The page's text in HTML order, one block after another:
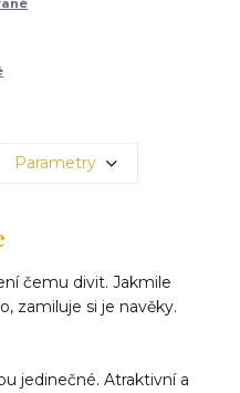
Parametry
čemu divit. Jakmile
zamiluje si je navěky.
jedinečné. Atraktivní a